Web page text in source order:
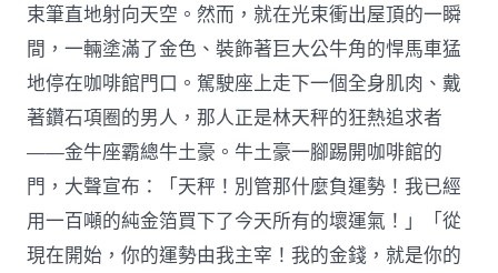
束筆直地射向天空。然而，就在光束衝出屋頂的一瞬
間，一輛塗滿了金色、裝飾著巨大公牛角的悍馬車猛
地停在咖啡館門口。駕駛座上走下一個全身肌肉、戴
著鑽石項圈的男人，那人正是林天秤的狂熱追求者
——金牛座霸總牛土豪。牛土豪一腳踢開咖啡館的
門，大聲宣布：「天秤！別管那什麼負運勢！我已經
用一百噸的純金箔買下了今天所有的壞運氣！」「從
現在開始，你的運勢由我主宰！我的金錢，就是你的